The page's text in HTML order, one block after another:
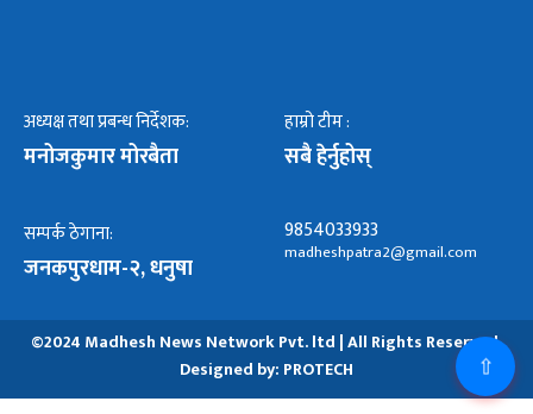
अध्यक्ष तथा प्रबन्ध निर्देशक:
मनोजकुमार मोरबैता
हाम्रो टीम :
सबै हेर्नुहोस्
सम्पर्क ठेगाना:
जनकपुरधाम-२, धनुषा
9854033933
madheshpatra2@gmail.com
©2024 Madhesh News Network Pvt. ltd | All Rights Reserved.
Designed by: PROTECH ⇧